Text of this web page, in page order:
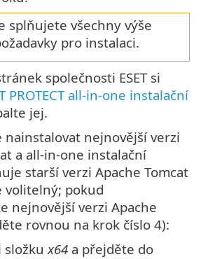
splňujete všechny výše
pro instalaci.
společnosti ESET si
PROTECT all-in-one instalační
jej.
nainstalovat nejnovější verzi
a all-in-one instalační
starší verzi Apache Tomcat
pokud
nejnovější verzi Apache
rovnou na krok číslo 4):
složkux64 a přejděte do